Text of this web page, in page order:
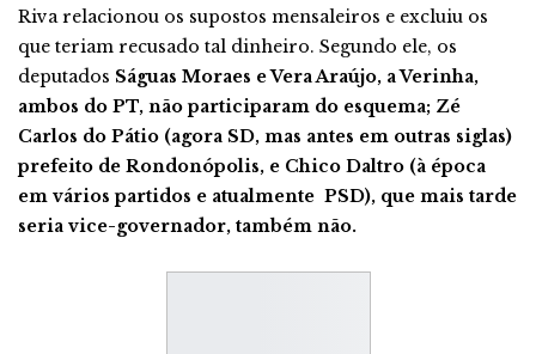
Riva relacionou os supostos mensaleiros e excluiu os
que teriam recusado tal dinheiro. Segundo ele, os
deputados Ságuas Moraes e Vera Araújo, a Verinha,
ambos do PT, não participaram do esquema; Zé
Carlos do Pátio (agora SD, mas antes em outras siglas)
prefeito de Rondonópolis, e Chico Daltro (à época
em vários partidos e atualmente PSD), que mais tarde
seria vice-governador, também não.